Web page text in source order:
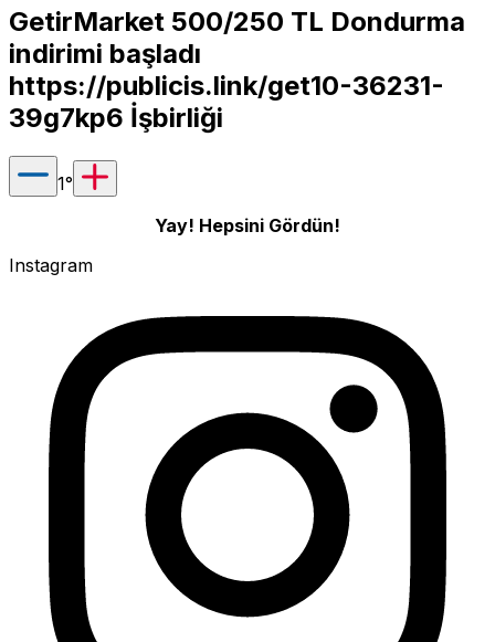
GetirMarket 500/250 TL Dondurma
indirimi başladı
https://publicis.link/get10-36231-
39g7kp6 İşbirliği
1°
Yay! Hepsini Gördün!
Instagram